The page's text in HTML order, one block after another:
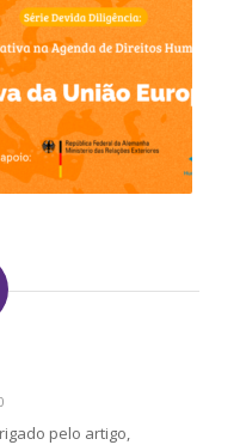
pelo artigo,